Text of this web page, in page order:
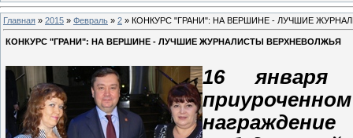
Главная » 2015 » Февраль » 2 » КОНКУРС "ГРАНИ": НА ВЕРШИНЕ - ЛУЧШИЕ
КОНКУРС "ГРАНИ": НА ВЕРШИНЕ - ЛУЧШИЕ ЖУРНАЛИСТЫ ВЕРХНЕВОЛЖЬЯ
16 января